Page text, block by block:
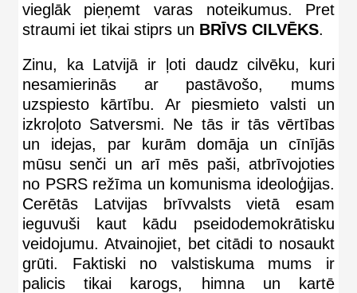
vieglāk pieņemt varas noteikumus. Pret
straumi iet tikai stiprs un BRĪVS CILVĒKS.
Zinu, ka Latvijā ir ļoti daudz cilvēku, kuri
nesamierinās ar pastāvošo, mums
uzspiesto kārtību. Ar piesmieto valsti un
izkroļoto Satversmi. Ne tās ir tās vērtības
un idejas, par kurām domāja un cīnījās
mūsu senči un arī mēs paši, atbrīvojoties
no PSRS režīma un komunisma ideoloģijas.
Cerētās Latvijas brīvvalsts vietā esam
ieguvuši kaut kādu pseidodemokrātisku
veidojumu. Atvainojiet, bet citādi to nosaukt
grūti. Faktiski no valstiskuma mums ir
palicis tikai karogs, himna un kartē